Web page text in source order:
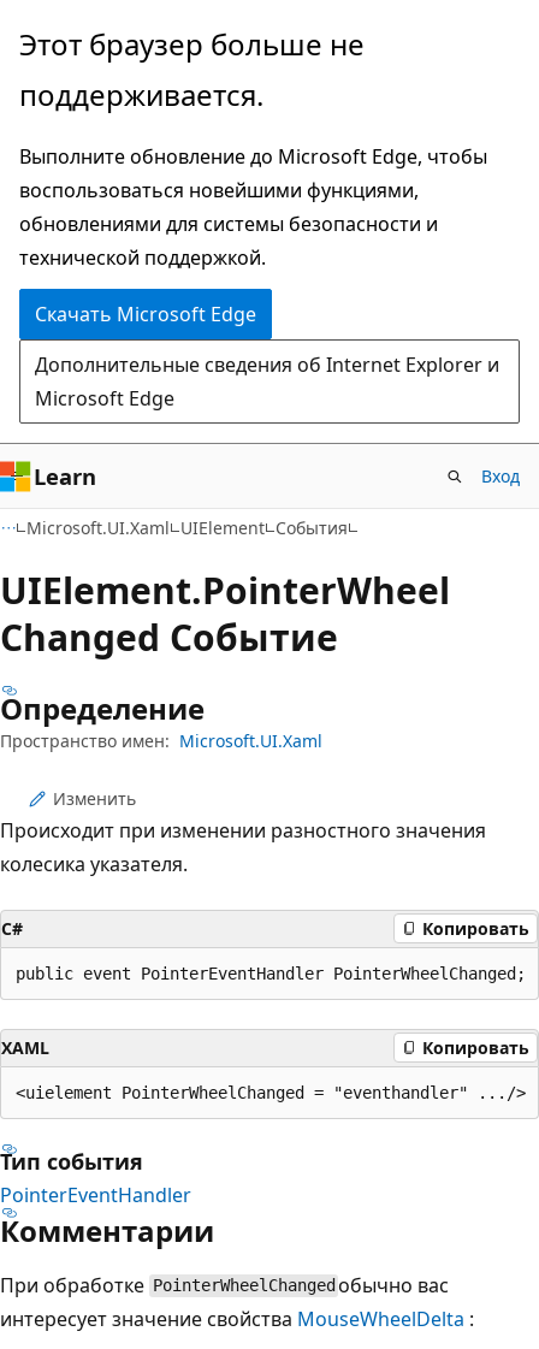
Пропустить
перейти
основному
содержимому
Переход
навигации
странице
Этот браузер больше не
поддерживается.
Выполните обновление до Microsoft Edge, чтобы
воспользоваться новейшими функциями,
обновлениями для системы безопасности и
технической поддержкой.
Скачать Microsoft Edge
Дополнительные сведения об Internet Explorer и
Microsoft Edge
Learn Вход
Microsoft.UI.Xaml UIElement События
UIElement.PointerWheel
Changed Событие
Определение
Пространство имен: Microsoft.UI.Xaml
Изменить
Происходит при изменении разностного значения
колесика указателя.
C# Копировать
public event PointerEventHandler PointerWheelChanged;
XAML Копировать
Тип события
PointerEventHandler
Комментарии
При обработке PointerWheelChanged обычно вас
интересует значение свойства MouseWheelDelta :